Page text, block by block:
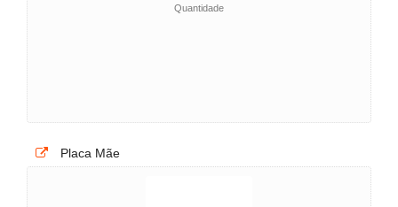
Quantidade
Placa Mãe